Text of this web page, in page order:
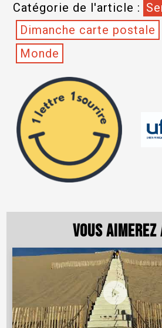
Catégorie de l'article :
Dimanche carte postale
Monde
Vous